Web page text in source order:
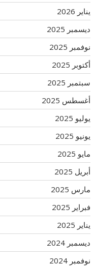
يناير 2026
ديسمبر 2025
نوفمبر 2025
أكتوبر 2025
سبتمبر 2025
أغسطس 2025
يوليو 2025
يونيو 2025
مايو 2025
أبريل 2025
مارس 2025
فبراير 2025
يناير 2025
ديسمبر 2024
نوفمبر 2024